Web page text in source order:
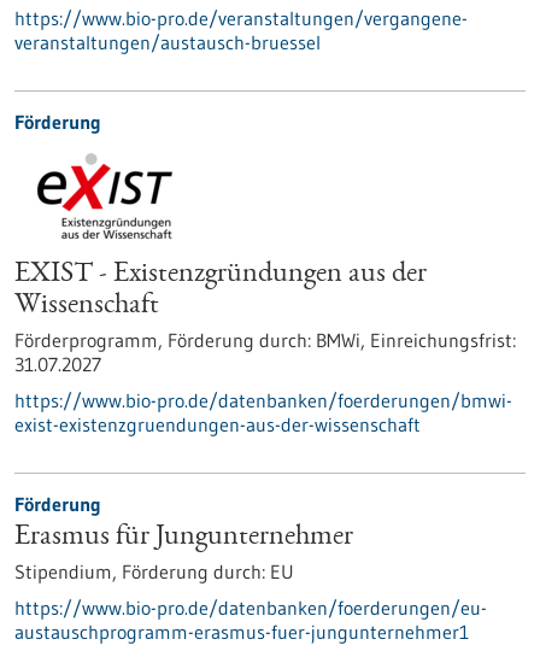
https://www.bio-pro.de/veranstaltungen/vergangene-
veranstaltungen/austausch-bruessel
Förderung
EXIST - Existenzgründungen aus der
Wissenschaft
Förderprogramm, Förderung durch: BMWi, Einreichungsfrist:
31.07.2027
https://www.bio-pro.de/datenbanken/foerderungen/bmwi-
exist-existenzgruendungen-aus-der-wissenschaft
Förderung
Erasmus für Jungunternehmer
Stipendium, Förderung durch: EU
https://www.bio-pro.de/datenbanken/foerderungen/eu-
austauschprogramm-erasmus-fuer-jungunternehmer1